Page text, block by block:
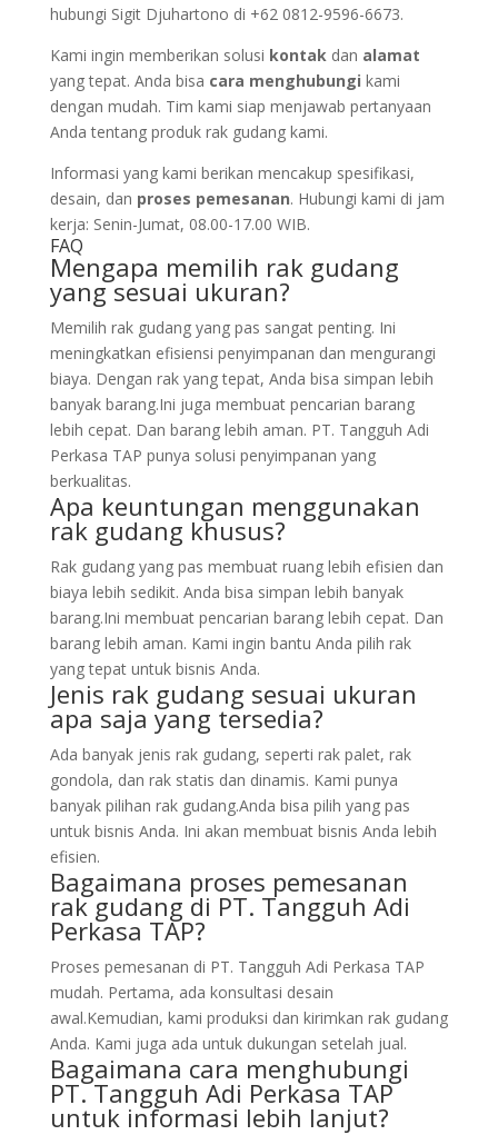
hubungi Sigit Djuhartono di +62 0812-9596-6673.
Kami ingin memberikan solusi kontak dan alamat
yang tepat. Anda bisa cara menghubungi kami
dengan mudah. Tim kami siap menjawab pertanyaan
Anda tentang produk rak gudang kami.
Informasi yang kami berikan mencakup spesifikasi,
desain, dan proses pemesanan. Hubungi kami di jam
kerja: Senin-Jumat, 08.00-17.00 WIB.
FAQ
Mengapa memilih rak gudang
yang sesuai ukuran?
Memilih rak gudang yang pas sangat penting. Ini
meningkatkan efisiensi penyimpanan dan mengurangi
biaya. Dengan rak yang tepat, Anda bisa simpan lebih
banyak barang.Ini juga membuat pencarian barang
lebih cepat. Dan barang lebih aman. PT. Tangguh Adi
Perkasa TAP punya solusi penyimpanan yang
berkualitas.
Apa keuntungan menggunakan
rak gudang khusus?
Rak gudang yang pas membuat ruang lebih efisien dan
biaya lebih sedikit. Anda bisa simpan lebih banyak
barang.Ini membuat pencarian barang lebih cepat. Dan
barang lebih aman. Kami ingin bantu Anda pilih rak
yang tepat untuk bisnis Anda.
Jenis rak gudang sesuai ukuran
apa saja yang tersedia?
Ada banyak jenis rak gudang, seperti rak palet, rak
gondola, dan rak statis dan dinamis. Kami punya
banyak pilihan rak gudang.Anda bisa pilih yang pas
untuk bisnis Anda. Ini akan membuat bisnis Anda lebih
efisien.
Bagaimana proses pemesanan
rak gudang di PT. Tangguh Adi
Perkasa TAP?
Proses pemesanan di PT. Tangguh Adi Perkasa TAP
mudah. Pertama, ada konsultasi desain
awal.Kemudian, kami produksi dan kirimkan rak gudang
Anda. Kami juga ada untuk dukungan setelah jual.
Bagaimana cara menghubungi
PT. Tangguh Adi Perkasa TAP
untuk informasi lebih lanjut?